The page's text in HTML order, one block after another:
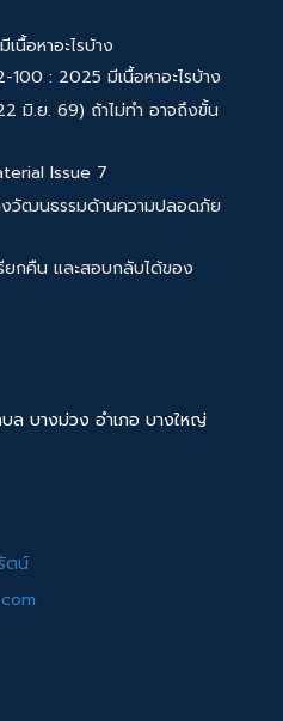
นื้อหาอะไรบ้าง
: 2025 มีเนื้อหาอะไรบ้าง
มิ.ย. 69) ถ้าไม่ทำ อาจถึงขั้น
Issue 7
วัฒนธรรมด้านความปลอดภัย
ยกคืน และสอบกลับได้ของ
ล บางม่วง อำเภอ บางใหญ่
ตน์